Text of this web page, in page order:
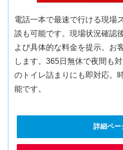
電話一本で最速で行ける現場
談も可能です。現場状況確認
よび具体的な料金を提示。お
します。365日無休で夜間も
のトイレ詰まりにも即対応。
能です。
詳細ペー